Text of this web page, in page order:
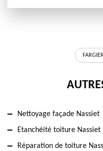
Nettoyage façade Nassiet
Etanchéité toiture Nassiet
Réparation de toiture